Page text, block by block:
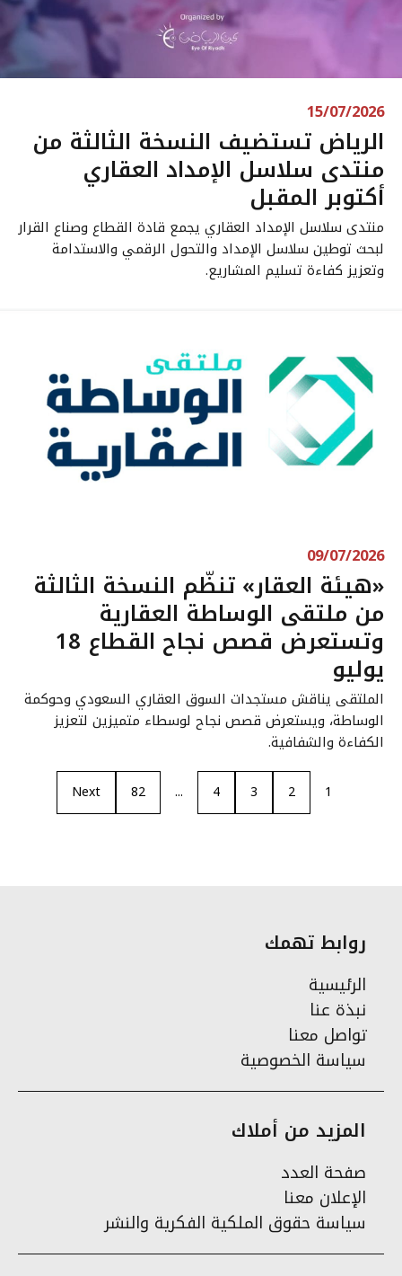
15/07/2026
الرياض تستضيف النسخة الثالثة من
منتدى سلاسل الإمداد العقاري
أكتوبر المقبل
منتدى سلاسل الإمداد العقاري يجمع قادة القطاع وصناع القرار
لبحث توطين سلاسل الإمداد والتحول الرقمي والاستدامة
وتعزيز كفاءة تسليم المشاريع.
09/07/2026
«هيئة العقار» تنظّم النسخة الثالثة
من ملتقى الوساطة العقارية
وتستعرض قصص نجاح القطاع 18
يوليو
الملتقى يناقش مستجدات السوق العقاري السعودي وحوكمة
الوساطة، ويستعرض قصص نجاح لوسطاء متميزين لتعزيز
الكفاءة والشفافية.
1
2
3
4
...
82
Next
روابط تهمك
الرئيسية
نبذة عنا
تواصل معنا
سياسة الخصوصية
المزيد من أملاك
صفحة العدد
الإعلان معنا
سياسة حقوق الملكية الفكرية والنشر